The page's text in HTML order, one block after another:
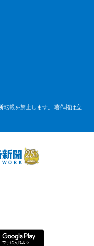
転載を禁止します。 著作権は立